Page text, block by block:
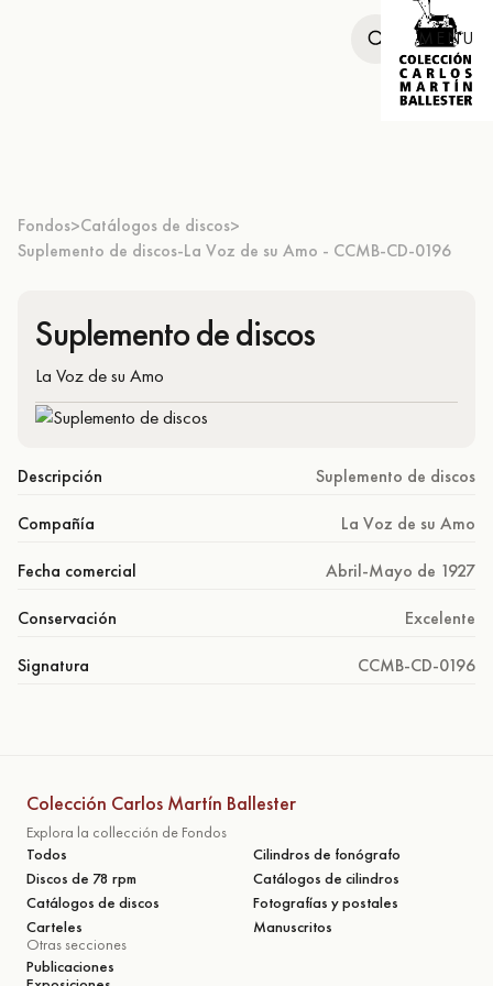
MENU
Fondos>Catálogos de discos>
Suplemento de discos-La Voz de su Amo - CCMB-CD-0196
Suplemento de discos
La Voz de su Amo
Descripción Suplemento de discos
Compañía La Voz de su Amo
Fecha comercial Abril-Mayo de 1927
Conservación Excelente
Signatura CCMB-CD-0196
Colección Carlos Martín Ballester
Explora la collección de Fondos
Todos
Cilindros de fonógrafo
Discos de 78 rpm
Catálogos de cilindros
Catálogos de discos
Fotografías y postales
Carteles
Manuscritos
Otras secciones
Publicaciones